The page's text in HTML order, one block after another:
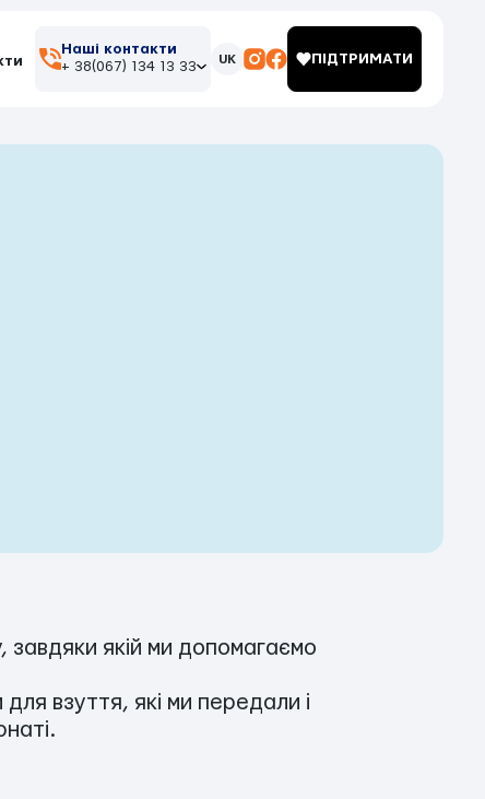
Наші контакти
+ 38(067) 134 13 33
UK ПІДТРИМАТИ
якій ми допомагаємо
взуття, які ми передали і